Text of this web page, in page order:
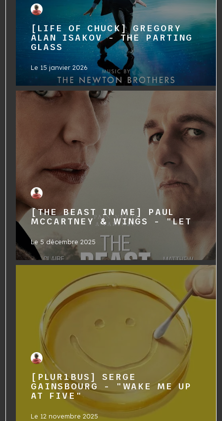
[LIFE OF CHUCK] GREGORY
ALAN ISAKOV - THE PARTING
GLASS
Le 15 janvier 2026
[THE BEAST IN ME] PAUL
MCCARTNEY & WINGS - "LET
Le 5 décembre 2025
[PLUR1BUS] SERGE
GAINSBOURG - "WAKE ME UP
AT FIVE"
Le 12 novembre 2025